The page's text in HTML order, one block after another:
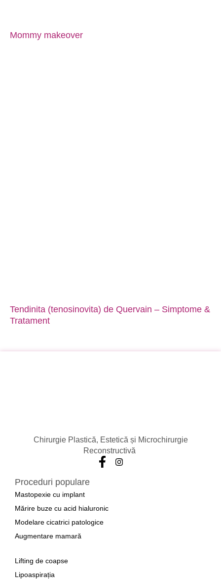
Mommy makeover
Tendinita (tenosinovita) de Quervain – Simptome &
Tratament
Chirurgie Plastică, Estetică și Microchirurgie
Reconstructivă
Proceduri populare
Mastopexie cu implant
Mărire buze cu acid hialuronic
Modelare cicatrici patologice
Augmentare mamară
Lifting de coapse
Lipoaspirația